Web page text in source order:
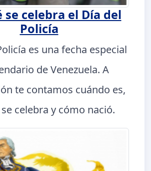
se celebra el Día del
Policía
es una fecha especial
de Venezuela. A
te contamos cuándo es,
celebra y cómo nació.